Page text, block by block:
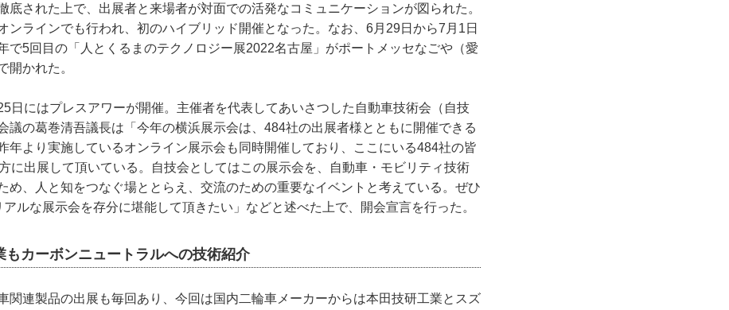
底された上で、出展者と来場者が対面での活発なコミュニケーションが図られた。
ンラインでも行われ、初のハイブリッド開催となった。なお、6月29日から7月1日
で5回目の「人とくるまのテクノロジー展2022名古屋」がポートメッセなごや（愛
開かれた。
日にはプレスアワーが開催。主催者を代表してあいさつした自動車技術会（自技
議の葛巻清吾議長は「今年の横浜展示会は、484社の出展者様とともに開催できる
年より実施しているオンライン展示会も同時開催しており、ここにいる484社の皆
に出展して頂いている。自技会としてはこの展示会を、自動車・モビリティ技術
め、人と知をつなぐ場ととらえ、交流のための重要なイベントと考えている。ぜひ
ルな展示会を存分に堪能して頂きたい」などと述べた上で、開会宣言を行った。
もカーボンニュートラルへの技術紹介
関連製品の出展も毎回あり、今回は国内二輪車メーカーからは本田技研工業とスズ